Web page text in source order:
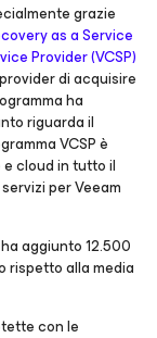
grazie
as a Service
Provider (VCSP)
di acquisire
ha
riguarda il
VCSP è
cloud in tutto il
per Veeam
aggiunto 12.500
rispetto alla media
con le